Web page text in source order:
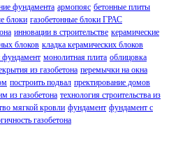
фундамента армопояс бетонные плиты
блоки газобетонные блоки ГРАС
инновации в строительстве керамические
блоков кладка керамических блоков
фундамент монолитная плита облицовка
из газобетона перемычки на окна
построить подвал пректирование домов
из газобетона технология строительства из
мягкой кровли фундамент фундамент с
газобетона